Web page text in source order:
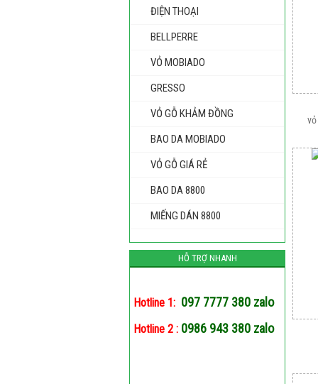
ĐIỆN THOẠI
BELLPERRE
VỎ MOBIADO
GRESSO
VỎ GỖ KHẢM ĐỒNG
BAO DA MOBIADO
VỎ GỖ GIÁ RẺ
BAO DA 8800
MIẾNG DÁN 8800
HỖ TRỢ NHANH
Hotline 1: 097 7777 380 zalo
Hotline 2 : 0986 943 380 zalo